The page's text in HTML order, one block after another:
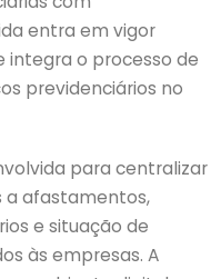
entra em vigor
integra o processo de
previdenciários no
para centralizar
a afastamentos,
e situação de
às empresas. A